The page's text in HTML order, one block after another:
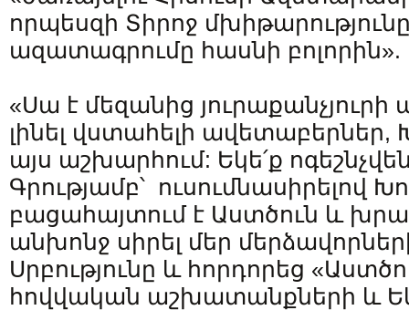
որպեսզի Տիրոջ
ազատագրումը հասնի բոլորին».
«Սա է մեզանից յուրաքանչյուրի
լինել վստահելի
այս աշխարհում: Եկե՛ք
Գրությամբ՝ ուսումնասիրելով
բացահայտում է Աստծուն և
անխոնջ սիրել մեր
Սրբությունը և հորդորեց
հովվական աշխատանքների և